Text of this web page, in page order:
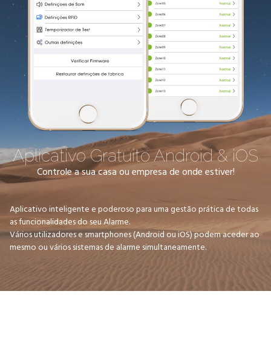
Aplicativo Gratuito Android & iOS
Controle a sua casa ou empresa de onde estiver!
Aplicativo inteligente e poderoso para uma gestão prática de todas
as funcionalidades do seu Alarme.
Vários utilizadores e smartphones (Android ou iOS) podem aceder ao
mesmo ou vários sistemas de alarme simultaneamente.